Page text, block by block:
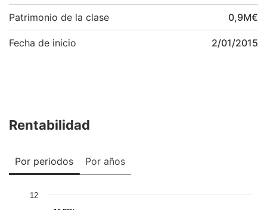
Patrimonio de la clase 0,9M€
Fecha de inicio 2/01/2015
Rentabilidad
Por periodos Por años
12